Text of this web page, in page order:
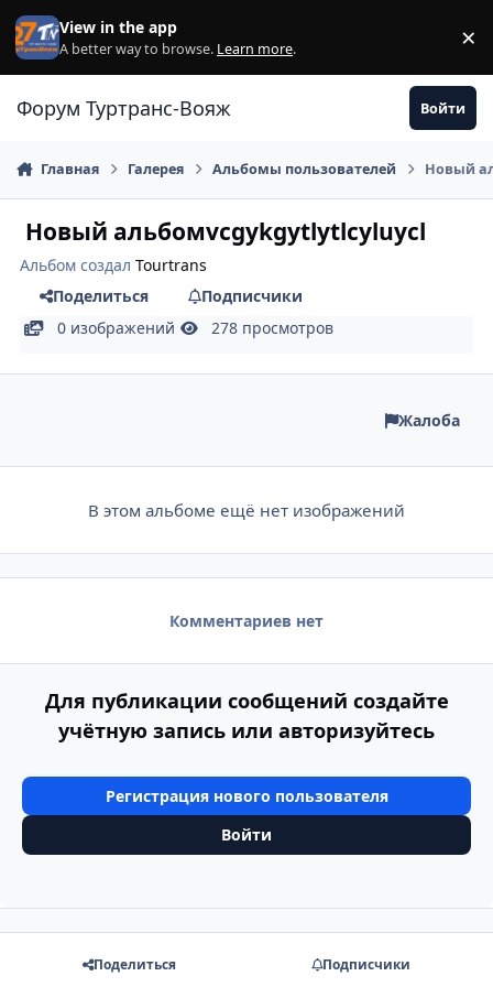
Перейти к содержанию
View in the app
A better way to browse. Learn more. ×
Форум Туртранс-Вояж Войти
Главная Галерея Альбомы пользователей Новый
Новый альбомvcgykgytlytlcyluycl
Альбом создалTourtrans
Поделиться
Подписчики
0 изображений
278 просмотров
Жалоба
В этом альбоме ещё нет изображений
Комментариев нет
Для публикации сообщений создайте
учётную запись или авторизуйтесь
Регистрация нового пользователя
Войти
Поделиться Подписчики